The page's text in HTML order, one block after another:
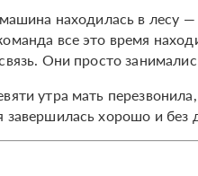
находилась в лесу
все это время
Они просто
утра мать
завершилась хорошо и